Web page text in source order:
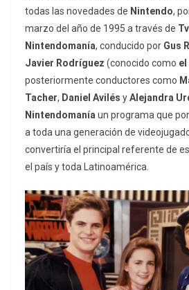
todas las novedades de Nintendo,
marzo del año de 1995 a través de
Nintendomanía, conducido por Gus
Javier Rodríguez (conocido como el
posteriormente conductores como
Tacher, Daniel Avilés yAlejandra
Nintendomanía un programa que
a toda una generación de
convertiría el principal referente de
el país y toda Latinoamérica.